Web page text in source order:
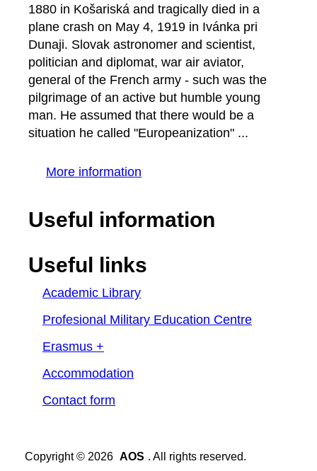
1880 in Košariská and tragically died in a
plane crash on May 4, 1919 in Ivánka pri
Dunaji. Slovak astronomer and scientist,
politician and diplomat, war air aviator,
general of the French army - such was the
pilgrimage of an active but humble young
man. He assumed that there would be a
situation he called "Europeanization" ...
More information
Useful information
Useful links
Academic Library
Profesional Military Education Centre
Erasmus +
Accommodation
Contact form
Copyright © 2026 AOS . All rights reserved.